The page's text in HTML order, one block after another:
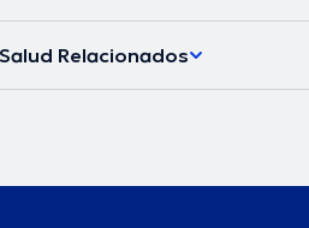
Relacionados